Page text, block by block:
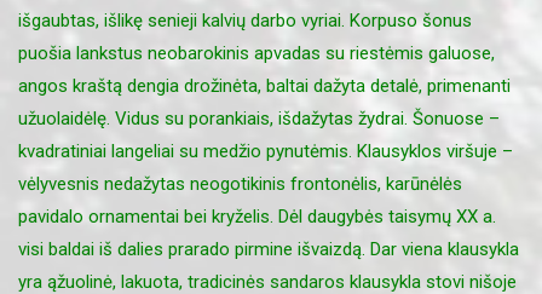
išgaubtas, išlikę senieji kalvių darbo vyriai. Korpuso šonus
puošia lankstus neobarokinis apvadas su riestėmis galuose,
angos kraštą dengia drožinėta, baltai dažyta detalė, primenanti
užuolaidėlę. Vidus su porankiais, išdažytas žydrai. Šonuose –
kvadratiniai langeliai su medžio pynutėmis. Klausyklos viršuje –
vėlyvesnis nedažytas neogotikinis frontonėlis, karūnėlės
pavidalo ornamentai bei kryželis. Dėl daugybės taisymų XX a.
visi baldai iš dalies prarado pirmine išvaizdą. Dar viena klausykla
yra ąžuolinė, lakuota, tradicinės sandaros klausykla stovi nišoje